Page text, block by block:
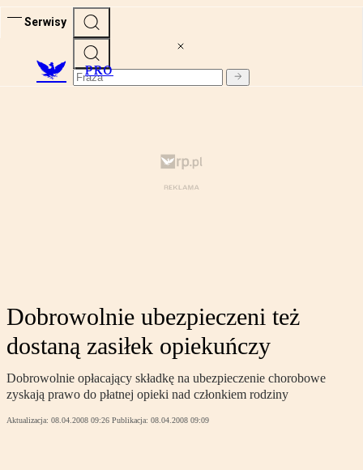
Serwisy
PRO
Dobrowolnie ubezpieczeni też
dostaną zasiłek opiekuńczy
Dobrowolnie opłacający składkę na ubezpieczenie chorobowe
zyskają prawo do płatnej opieki nad członkiem rodziny
Aktualizacja: 08.04.2008 09:26 Publikacja: 08.04.2008 09:09